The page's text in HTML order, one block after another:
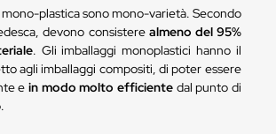
plastica sono mono-varietà. Secondo
devono consistere almeno del 95%
. Gli imballaggi monoplastici hanno il
agli imballaggi compositi, di poter essere
ein modo molto efficientedal punto di